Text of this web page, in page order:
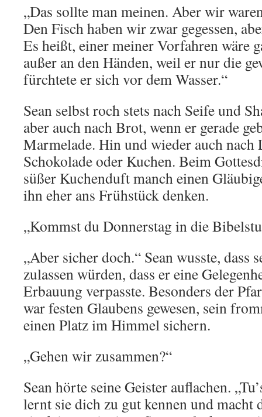
„Das sollte man meinen. Aber wir
Den Fisch haben wir zwar gegessen,
Es heißt, einer meiner Vorfahren wäre
außer an den Händen, weil er nur die
fürchtete er sich vor dem Wasser.“
Sean selbst roch stets nach Seife und
aber auch nach Brot, wenn er gerade
Marmelade. Hin und wieder auch nach
Schokolade oder Kuchen. Beim
süßer Kuchenduft manch einen
ihn eher ans Frühstück denken.
„Kommst du Donnerstag in die
„Aber sicher doch.“ Sean wusste, dass
zulassen würden, dass er eine
Erbauung verpasste. Besonders der
war festen Glaubens gewesen, sein
einen Platz im Himmel sichern.
„Gehen wir zusammen?“
Sean hörte seine Geister auflachen.
lernt sie dich zu gut kennen und macht